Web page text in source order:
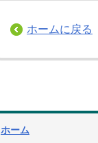
ホームに戻る
ホーム